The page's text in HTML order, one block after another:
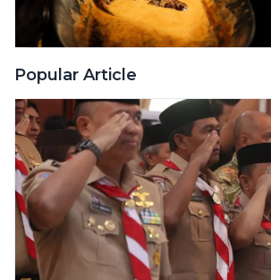
Popular Article